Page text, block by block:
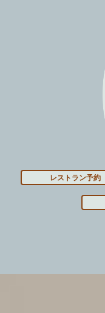
レストラン予約